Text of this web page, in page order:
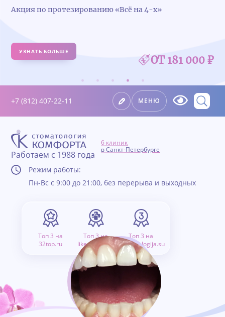
Удалили зуб — получите 5 000 ₽ на имплантацию
УЗНАТЬ БОЛЬШЕ
+7 (812) 407-22-11 МЕНЮ
Работаем с 1988 года
6 клиник
в Санкт-Петербурге
Режим работы:
Пн-Вс с 9:00 до 21:00, без перерыва и выходных
Топ 3 на
32top.ru
Топ 3 на
like.doctor.ru
Топ 3 на
stomatologija.su